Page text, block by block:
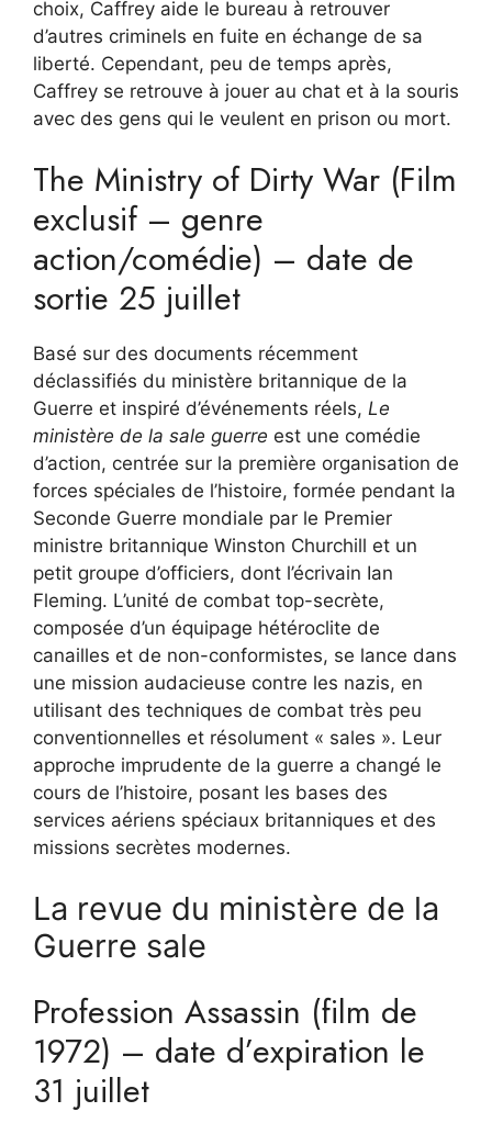
choix, Caffrey aide le bureau à retrouver
d’autres criminels en fuite en échange de sa
liberté. Cependant, peu de temps après,
Caffrey se retrouve à jouer au chat et à la souris
avec des gens qui le veulent en prison ou mort.
The Ministry of Dirty War (Film
exclusif – genre
action/comédie) – date de
sortie 25 juillet
Basé sur des documents récemment
déclassifiés du ministère britannique de la
Guerre et inspiré d’événements réels, Le
ministère de la sale guerre est une comédie
d’action, centrée sur la première organisation de
forces spéciales de l’histoire, formée pendant la
Seconde Guerre mondiale par le Premier
ministre britannique Winston Churchill et un
petit groupe d’officiers, dont l’écrivain Ian
Fleming. L’unité de combat top-secrète,
composée d’un équipage hétéroclite de
canailles et de non-conformistes, se lance dans
une mission audacieuse contre les nazis, en
utilisant des techniques de combat très peu
conventionnelles et résolument « sales ». Leur
approche imprudente de la guerre a changé le
cours de l’histoire, posant les bases des
services aériens spéciaux britanniques et des
missions secrètes modernes.
La revue du ministère de la
Guerre sale
Profession Assassin (film de
1972) – date d’expiration le
31 juillet